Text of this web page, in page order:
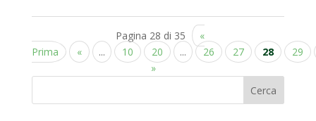
Pagina 28 di 35
«
Prima
« ... 10 20 ... 26 27 28
29
»
Cerca